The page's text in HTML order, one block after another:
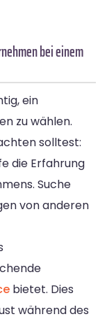
bei einem
ein
zu wählen.
solltest:
die Erfahrung
Suche
von anderen
bietet. Dies
während des